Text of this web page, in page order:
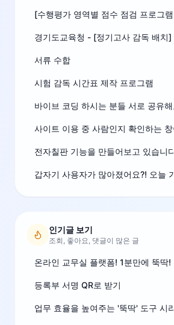
[수행평가 영역별 점수 점검 프로그
서류 수합
시험 감독 시간표 제작 프로그램
바이브 코딩 하시는 분들 서로 공유
전자칠판 기능을 만들어보고 있습니
갑자기 사용자가 많아졌어요?! 오늘
인기글 보기
조회, 좋아요, 댓글이 많은 글
온라인 교무실 플랫폼! 1분만에 뚝딱!
등록부 서명 QR로 받기
업무 효율을 높여주는 '뚝딱' 도구 시